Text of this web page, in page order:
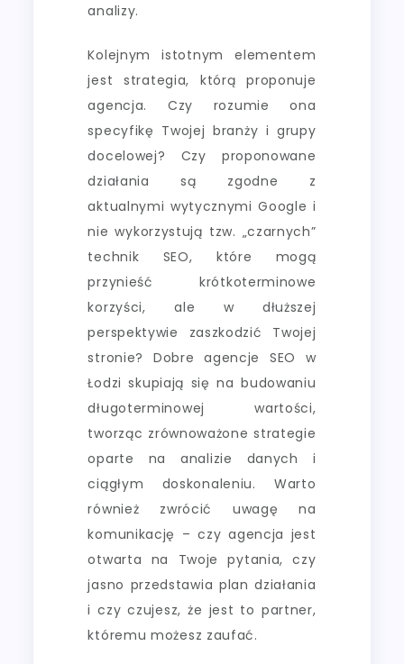
analizy.
Kolejnym istotnym elementem
jest strategia, którą proponuje
agencja. Czy rozumie ona
specyfikę Twojej branży i grupy
docelowej? Czy proponowane
działania są zgodne z
aktualnymi wytycznymi Google i
nie wykorzystują tzw. „czarnych”
technik SEO, które mogą
przynieść krótkoterminowe
korzyści, ale w dłuższej
perspektywie zaszkodzić Twojej
stronie? Dobre agencje SEO w
Łodzi skupiają się na budowaniu
długoterminowej wartości,
tworząc zrównoważone strategie
oparte na analizie danych i
ciągłym doskonaleniu. Warto
również zwrócić uwagę na
komunikację – czy agencja jest
otwarta na Twoje pytania, czy
jasno przedstawia plan działania
i czy czujesz, że jest to partner,
któremu możesz zaufać.